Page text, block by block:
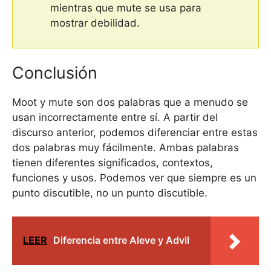
mientras que mute se usa para
mostrar debilidad.
Conclusión
Moot y mute son dos palabras que a menudo se
usan incorrectamente entre sí. A partir del
discurso anterior, podemos diferenciar entre estas
dos palabras muy fácilmente. Ambas palabras
tienen diferentes significados, contextos,
funciones y usos. Podemos ver que siempre es un
punto discutible, no un punto discutible.
LEER Diferencia entre Aleve y Advil